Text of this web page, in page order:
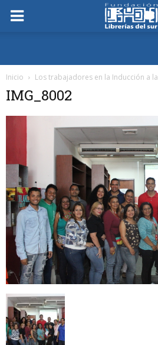
Inicio Los trabajadores en la Inducción a
IMG_8002